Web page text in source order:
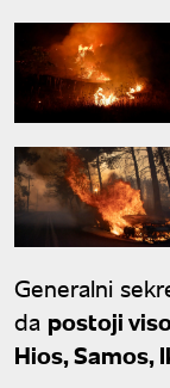
Generalni
da postoji
Hios, Samos,